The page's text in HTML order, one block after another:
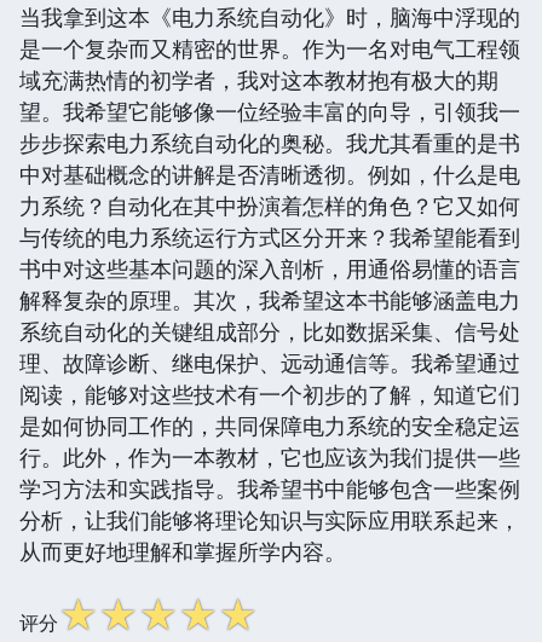
当我拿到这本《电力系统自动化》时，脑海中浮现的
是一个复杂而又精密的世界。作为一名对电气工程领
域充满热情的初学者，我对这本教材抱有极大的期
望。我希望它能够像一位经验丰富的向导，引领我一
步步探索电力系统自动化的奥秘。我尤其看重的是书
中对基础概念的讲解是否清晰透彻。例如，什么是电
力系统？自动化在其中扮演着怎样的角色？它又如何
与传统的电力系统运行方式区分开来？我希望能看到
书中对这些基本问题的深入剖析，用通俗易懂的语言
解释复杂的原理。其次，我希望这本书能够涵盖电力
系统自动化的关键组成部分，比如数据采集、信号处
理、故障诊断、继电保护、远动通信等。我希望通过
阅读，能够对这些技术有一个初步的了解，知道它们
是如何协同工作的，共同保障电力系统的安全稳定运
行。此外，作为一本教材，它也应该为我们提供一些
学习方法和实践指导。我希望书中能够包含一些案例
分析，让我们能够将理论知识与实际应用联系起来，
从而更好地理解和掌握所学内容。
评分☆☆☆☆☆